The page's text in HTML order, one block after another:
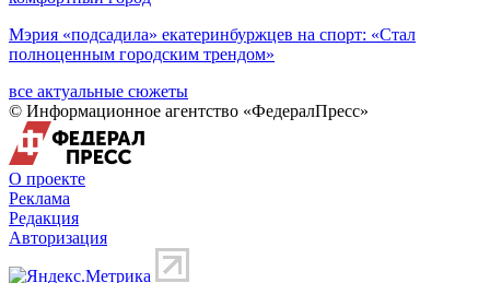
Мэрия «подсадила» екатеринбуржцев на спорт: «Стал
полноценным городским трендом»
все актуальные сюжеты
© Информационное агентство «ФедералПресс»
О проекте
Реклама
Редакция
Авторизация